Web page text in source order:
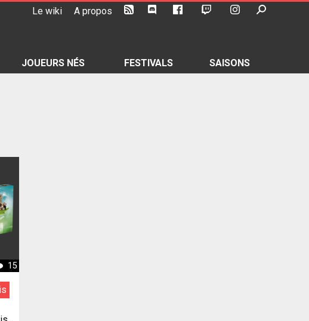
Le wiki A propos
JOUEURS NÉS FESTIVALS SAISONS
15